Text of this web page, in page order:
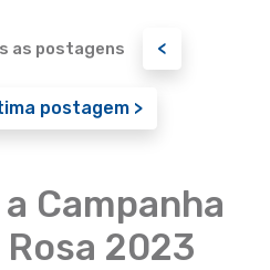
as postagens <
postagem >
Campanha
2023